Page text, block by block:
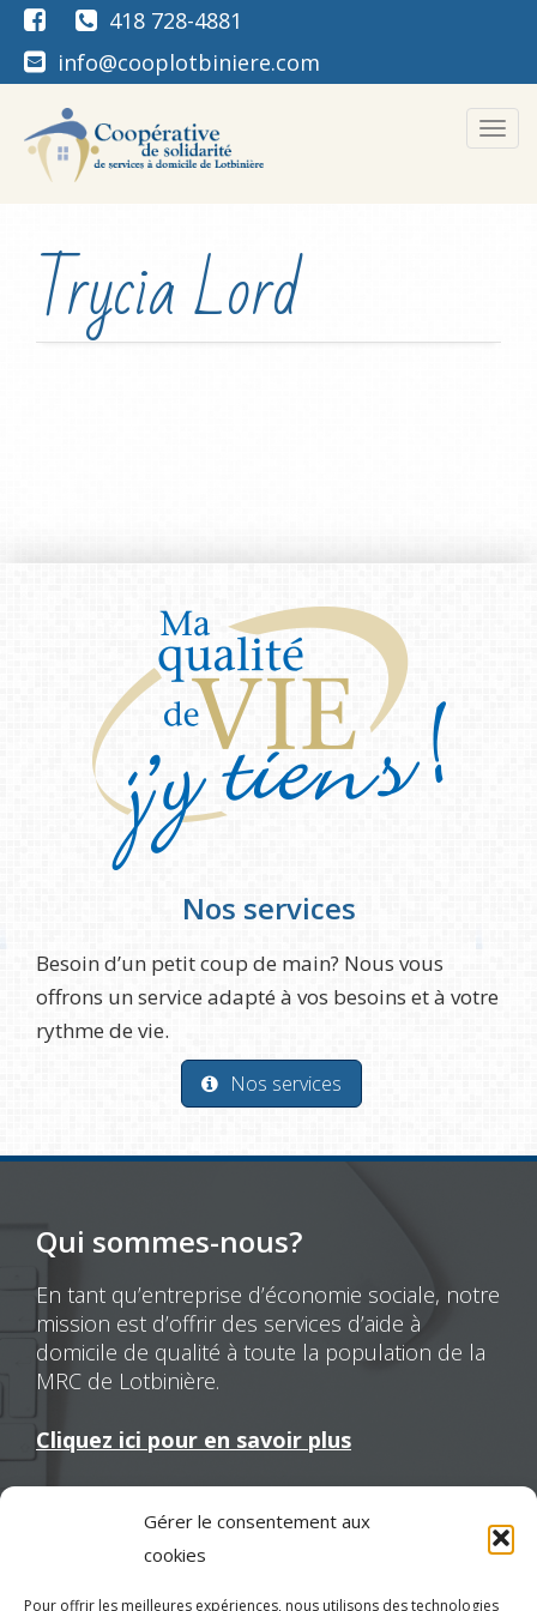
Gérer le consentement aux
cookies
Pour offrir les meilleures expériences, nous utilisons des technologies
418 728-4881
info@cooplotbiniere.com
Trycia Lord
Nos services
Besoin d’un petit coup de main? Nous vous
offrons un service adapté à vos besoins et à votre
rythme de vie.
Nos services
Qui sommes-nous?
En tant qu’entreprise d’économie sociale, notre
mission est d’offrir des services d’aide à
domicile de qualité à toute la population de la
MRC de Lotbinière.
Cliquez ici pour en savoir plus
Nous joindre